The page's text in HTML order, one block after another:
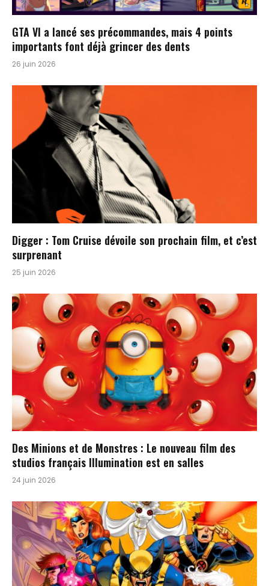
GTA VI a lancé ses précommandes, mais 4 points
importants font déjà grincer des dents
26 juin 2026
Digger : Tom Cruise dévoile son prochain film, et c’est
surprenant
25 juin 2026
Des Minions et de Monstres : Le nouveau film des
studios français Illumination est en salles
24 juin 2026